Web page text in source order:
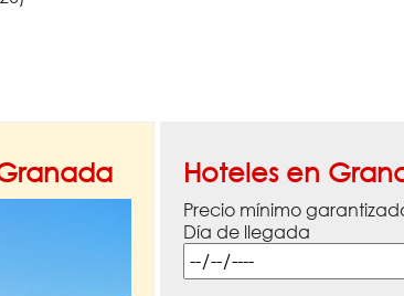
Hoteles en
Precio mínimo
Día de llegada